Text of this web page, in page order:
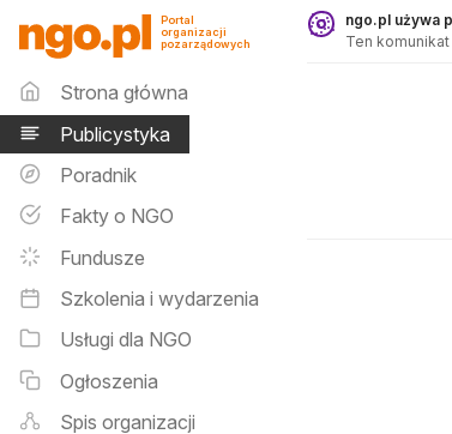
Publicystyka - ngo.pl
Portal
organizacji
pozarządowych
Menu główne
Strona główna
Publicystyka
Poradnik
Fakty o NGO
Fundusze
Szkolenia i wydarzenia
Usługi dla NGO
Ogłoszenia
Spis organizacji
ngo.pl używa
Ten